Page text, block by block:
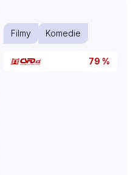
Filmy Komedie
79 %